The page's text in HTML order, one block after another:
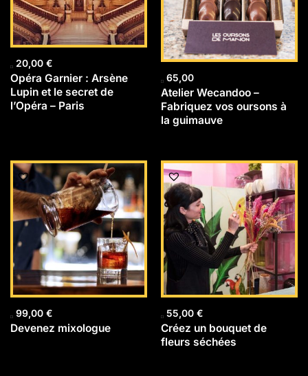
20,00 €
Opéra Garnier : Arsène
Lupin et le secret de
l’Opéra – Paris
65,00
Atelier Wecandoo –
Fabriquez vos oursons à
la guimauve
99,00 €
Devenez mixologue
55,00 €
Créez un bouquet de
fleurs séchées